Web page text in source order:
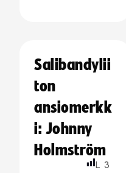
Salibandylii
ton
ansiomerkk
i: Johnny
Holmström
L 3